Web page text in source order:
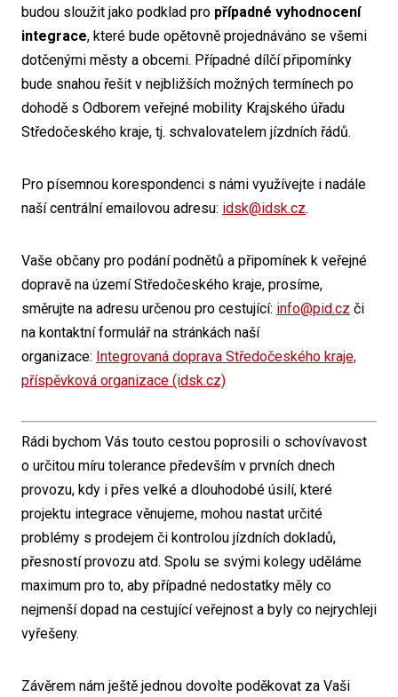
budou sloužit jako podklad pro případné vyhodnocení
integrace, které bude opětovně projednáváno se všemi
dotčenými městy a obcemi. Případné dílčí připomínky
bude snahou řešit v nejbližších možných termínech po
dohodě s Odborem veřejné mobility Krajského úřadu
Středočeského kraje, tj. schvalovatelem jízdních řádů.
Pro písemnou korespondenci s námi využívejte i nadále
naší centrální emailovou adresu: idsk@idsk.cz.
Vaše občany pro podání podnětů a připomínek k veřejné
dopravě na území Středočeského kraje, prosíme,
směrujte na adresu určenou pro cestující: info@pid.cz či
na kontaktní formulář na stránkách naší
organizace: Integrovaná doprava Středočeského kraje,
příspěvková organizace (idsk.cz)
Rádi bychom Vás touto cestou poprosili o schovívavost
o určitou míru tolerance především v prvních dnech
provozu, kdy i přes velké a dlouhodobé úsilí, které
projektu integrace věnujeme, mohou nastat určité
problémy s prodejem či kontrolou jízdních dokladů,
přesností provozu atd. Spolu se svými kolegy uděláme
maximum pro to, aby případné nedostatky měly co
nejmenší dopad na cestující veřejnost a byly co nejrychleji
vyřešeny.
Závěrem nám ještě jednou dovolte poděkovat za Vaši